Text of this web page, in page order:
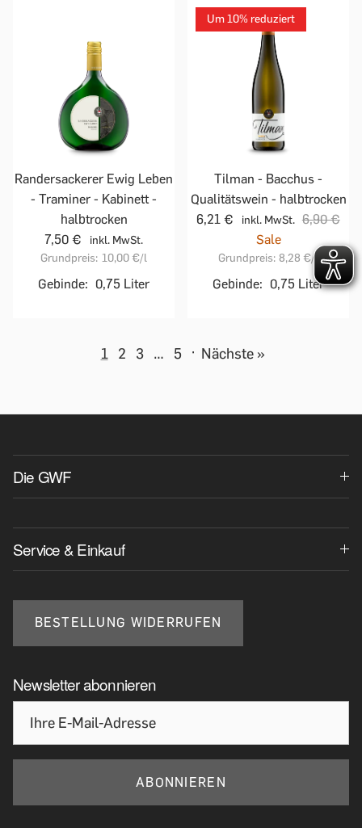
Randersackerer Ewig Leben
- Traminer - Kabinett -
halbtrocken
7,50 €
inkl. MwSt.
Grundpreis: 10,00 €/l
Gebinde: 0,75 Liter
Um 10% reduziert
Tilman - Bacchus -
Qualitätswein - halbtrocken
6,21 €
inkl. MwSt. 6,90 €
Sale
Grundpreis: 8,28 €/l
Gebinde: 0,75 Liter
1 2 3 … 5 · Nächste »
Die GWF
Service & Einkauf
BESTELLUNG WIDERRUFEN
Newsletter abonnieren
ABONNIEREN